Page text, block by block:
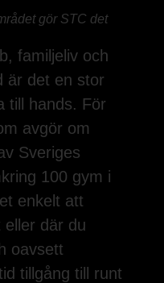
gör STC det
familjeliv och
är det en stor
till hands. För
avgör om
Sveriges
100 gym i
enkelt att
där du
oavsett
tillgång till runt